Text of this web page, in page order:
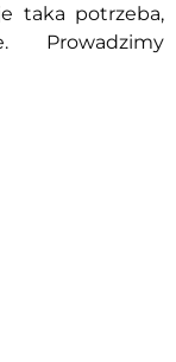
taka potrzeba,
Prowadzimy